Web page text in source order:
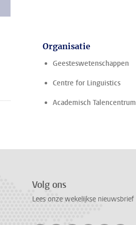
Organisatie
Geesteswetenschappen
Centre for Linguistics
Academisch Talencentrum
Volg ons
Lees onze wekelijkse nieuwsbrief